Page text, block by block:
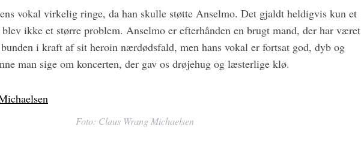
vokal virkelig ringe, da han skulle støtte Anselmo. Det gjaldt heldigvis kun et
ikke et større problem. Anselmo er efterhånden en brugt mand, der har været
i kraft af sit heroin nærdødsfald, men hans vokal er fortsat god, dyb og
man sige om koncerten, der gav os drøjehug og læsterlige klø.
Foto: Claus Wrang Michaelsen